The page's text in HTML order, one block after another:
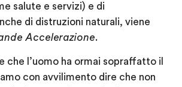
salute e servizi) e di
di distruzioni naturali, viene
Accelerazione.
che l’uomo ha ormai sopraffatto il
con avvilimento dire che non